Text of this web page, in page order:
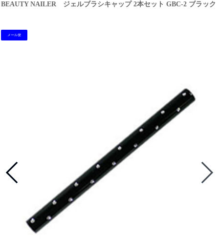
BEAUTY NAILER ジェルブラシキャップ 2本セット GBC-2 ブラック
メール便